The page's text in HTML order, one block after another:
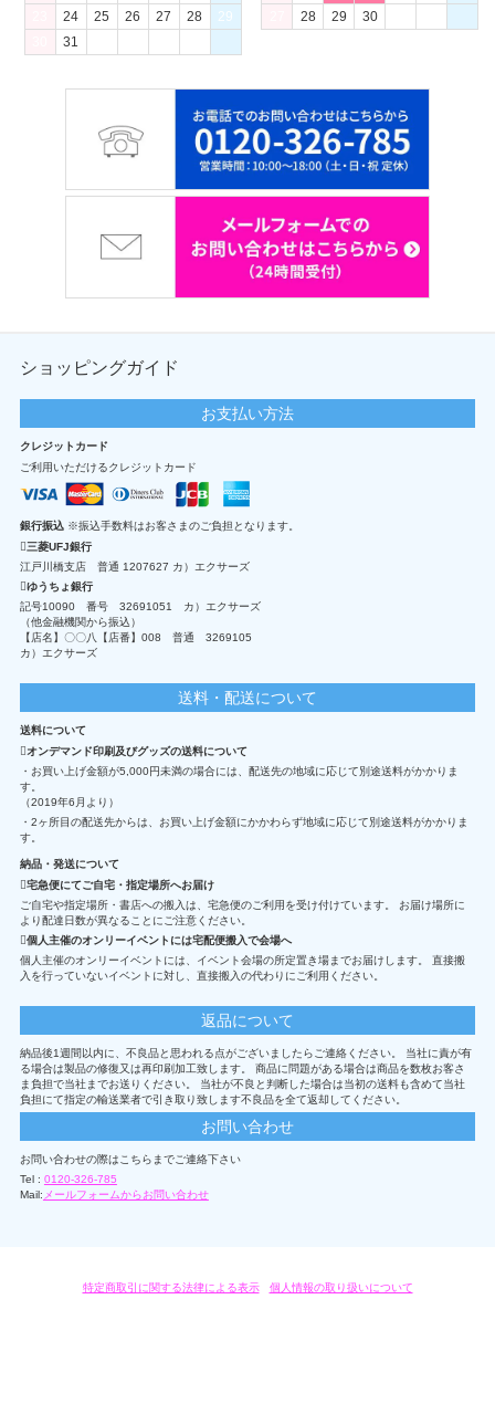
24 25 26 27 28
29
31
28 29 30
ショッピングガイド
お支払い方法
クレジットカード
ご利用いただけるクレジットカード
銀行振込 ※振込手数料はお客さまのご負担となります。
三菱UFJ銀行
江戸川橋支店 普通 1207627 カ）エクサーズ
ゆうちょ銀行
記号10090 番号 32691051 カ）エクサーズ
（他金融機関から振込）
【店名】〇〇八【店番】008 普通 3269105
カ）エクサーズ
送料・配送について
送料について
オンデマンド印刷及びグッズの送料について
・お買い上げ金額が5,000円未満の場合には、配送先の地域に応じて別途送料がかかりま
す。
（2019年6月より）
・2ヶ所目の配送先からは、お買い上げ金額にかかわらず地域に応じて別途送料がかかりま
す。
納品・発送について
宅急便にてご自宅・指定場所へお届け
ご自宅や指定場所・書店への搬入は、宅急便のご利用を受け付けています。 お届け場所に
より配達日数が異なることにご注意ください。
個人主催のオンリーイベントには宅配便搬入で会場へ
個人主催のオンリーイベントには、イベント会場の所定置き場までお届けします。 直接搬
入を行っていないイベントに対し、直接搬入の代わりにご利用ください。
返品について
納品後1週間以内に、不良品と思われる点がございましたらご連絡ください。 当社に責が有
る場合は製品の修復又は再印刷加工致します。 商品に問題がある場合は商品を数枚お客さ
ま負担で当社までお送りください。 当社が不良と判断した場合は当初の送料も含めて当社
負担にて指定の輸送業者で引き取り致します不良品を全て返却してください。
お問い合わせ
お問い合わせの際はこちらまでご連絡下さい
Tel : 0120-326-785
Mail: メールフォームからお問い合わせ
特定商取引に関する法律による表示/ 個人情報の取り扱いについて